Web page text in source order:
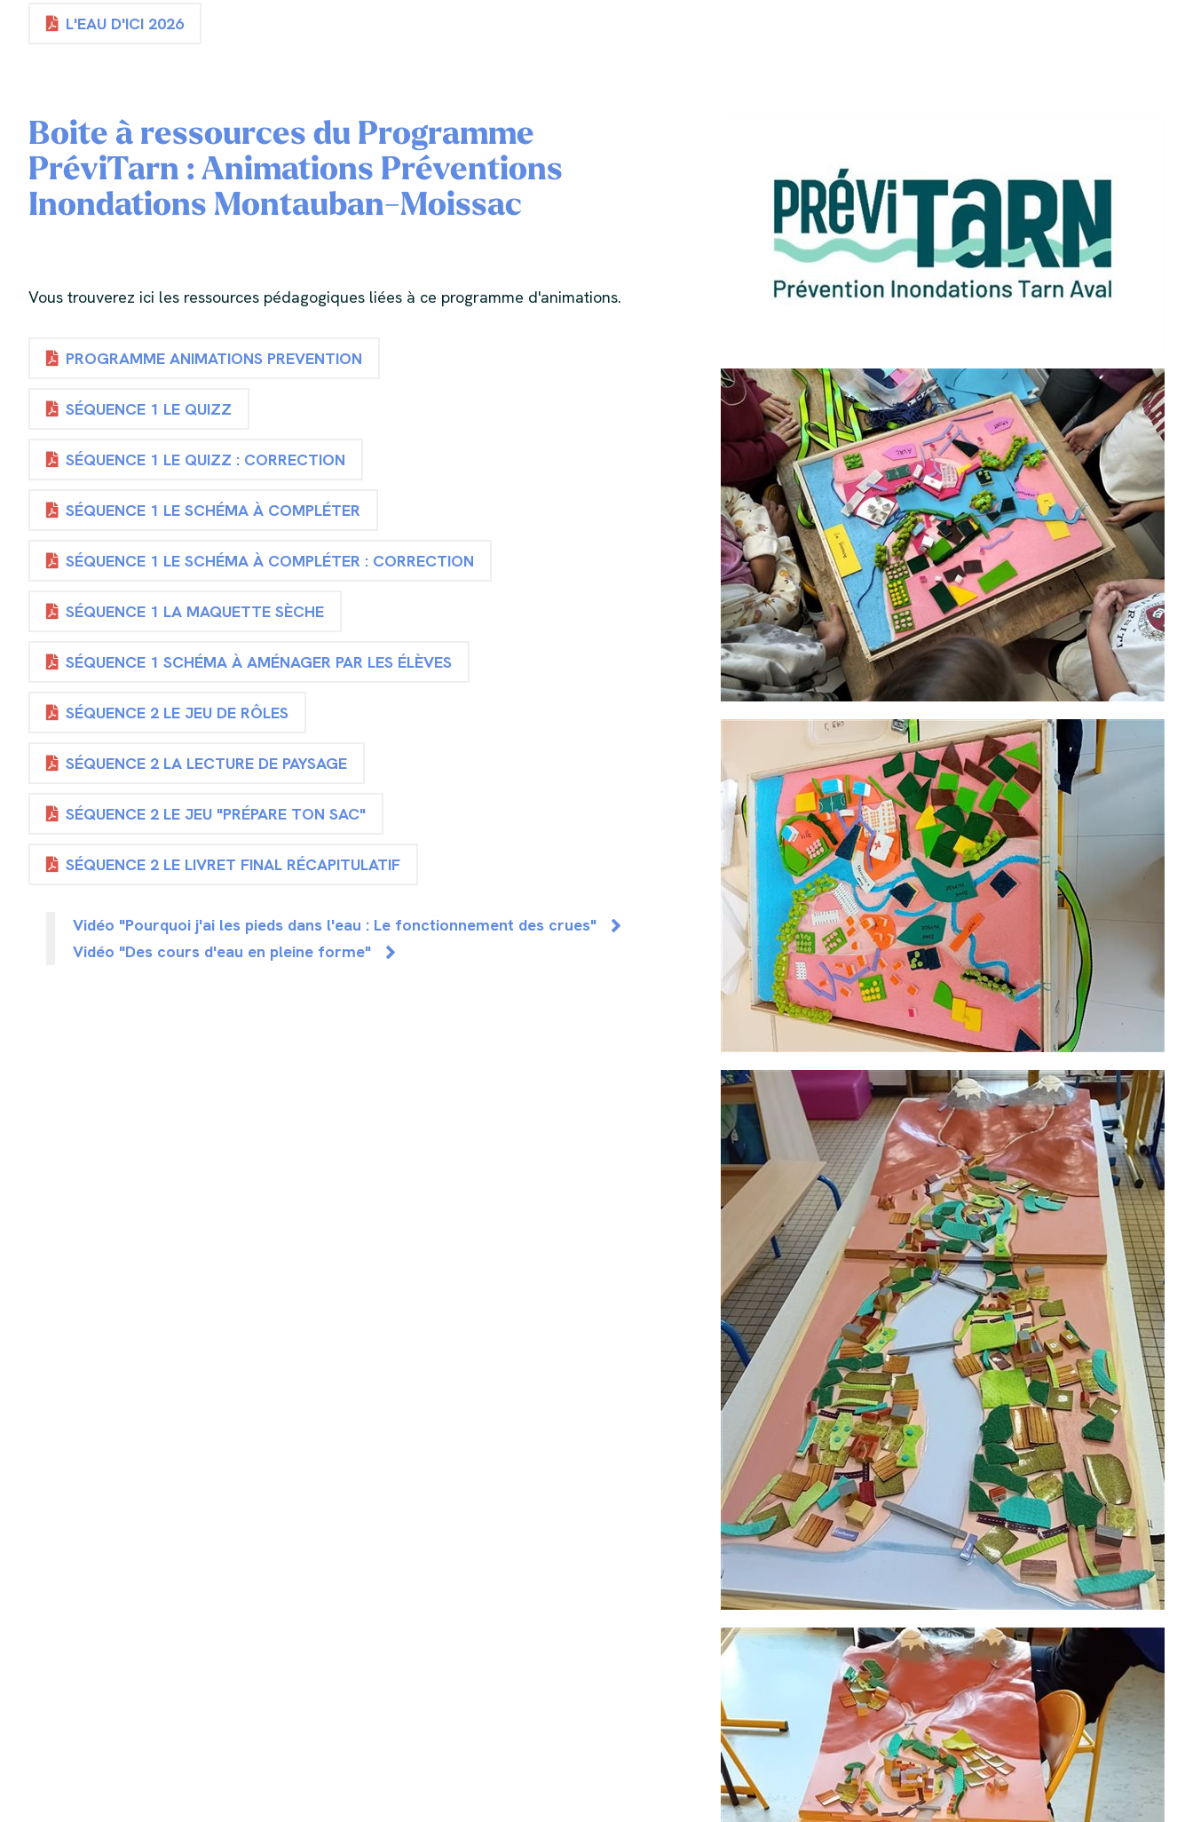
L'EAU D'ICI 2026
Boite à ressources du Programme
PréviTarn : Animations Préventions
Inondations Montauban-Moissac
Vous trouverez ici les ressources pédagogiques liées à ce programme d'animations.
PROGRAMME ANIMATIONS PREVENTION
SÉQUENCE 1 LE QUIZZ
SÉQUENCE 1 LE QUIZZ : CORRECTION
SÉQUENCE 1 LE SCHÉMA À COMPLÉTER
SÉQUENCE 1 LE SCHÉMA À COMPLÉTER : CORRECTION
SÉQUENCE 1 LA MAQUETTE SÈCHE
SÉQUENCE 1 SCHÉMA À AMÉNAGER PAR LES ÉLÈVES
SÉQUENCE 2 LE JEU DE RÔLES
SÉQUENCE 2 LA LECTURE DE PAYSAGE
SÉQUENCE 2 LE JEU "PRÉPARE TON SAC"
SÉQUENCE 2 LE LIVRET FINAL RÉCAPITULATIF
Vidéo "Pourquoi j'ai les pieds dans l'eau : Le fonctionnement des crues"
Vidéo "Des cours d'eau en pleine forme"